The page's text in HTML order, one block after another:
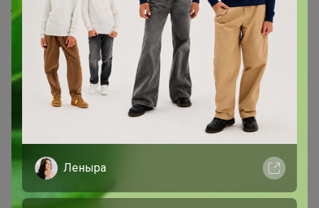
Торговые марки
Наша команда
В наличии
Подарочные сертификаты
Поставщикам
Вакансии
support@24-ok.ru
Леныра